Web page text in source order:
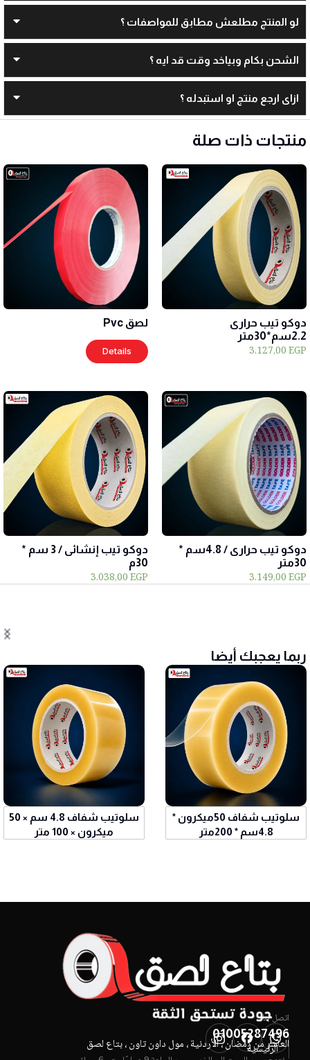
لو المنتج مطلعش مطابق للمواصفات ؟
الشحن بكام وبياخد وقت قد ايه ؟
ازاى ارجع منتج او استبدله ؟
منتجات ذات صلة
دوكو تيب حرارى
2.2سم*30متر
3.127,00EGP
لصق Pvc
Details
دوكو تيب حرارى / 4.8سم *
30متر
3.149,00EGP
دوكو تيب إنشائى / 3 سم *
30م
3.038,00EGP
ربما يعجبك أيضا
سلوتيب شفاف 50ميكرون *
4.8سم * 200متر
سلوتيب شفاف 4.8 سم × 50
ميكرون × 100 متر
اتصل بنا!
01005287496
العاشر من رمضان ، الأردنية ، مول داون تاون ، بتاع لصق
الرئيسية